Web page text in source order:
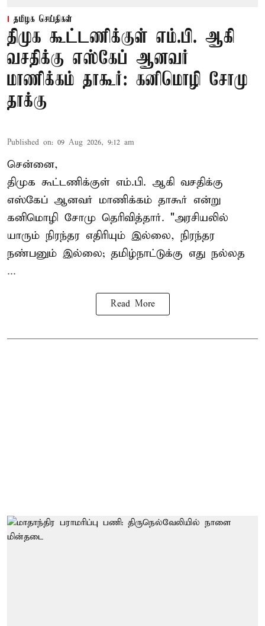
தமிழக செய்திகள்
திமுக கூட்டணிக்குள் எம்.பி. ஆகி
வசதிக்கு எஸ்கேப் ஆனவர்
மாணிக்கம் தாகூர்: கனிமொழி சோமு
தாக்கு
Published on: 09 Aug 2026, 9:12 am
சென்னை,
திமுக கூட்டணிக்குள் எம்.பி. ஆகி வசதிக்கு
எஸ்கேப் ஆனவர் மாணிக்கம் தாகூர் என்று
கனிமொழி சோமு தெரிவித்தார். "அரசியலில்
யாரும் நிரந்தர எதிரியும் இல்லை, நிரந்தர
நண்பனும் இல்லை; தமிழ்நாட்டுக்கு எது நல்லத
...
Read More